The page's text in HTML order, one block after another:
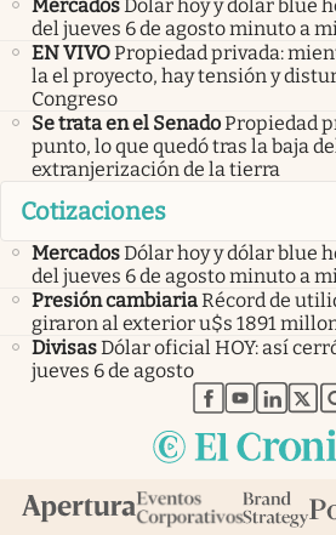
MercadosDólar hoy y dólar blue
del jueves 6 de agosto minuto a
EN VIVOPropiedad privada:
la el proyecto, hay tensión y
Congreso
Se trata en el SenadoPropiedad
punto, lo que quedó tras la baja
extranjerización de la tierra
Cotizaciones
MercadosDólar hoy y dólar blue
del jueves 6 de agosto minuto a
Presión cambiariaRécord de
giraron al exterior u$s 1891
DivisasDólar oficial HOY: así
jueves 6 de agosto
abre enabre en
abre